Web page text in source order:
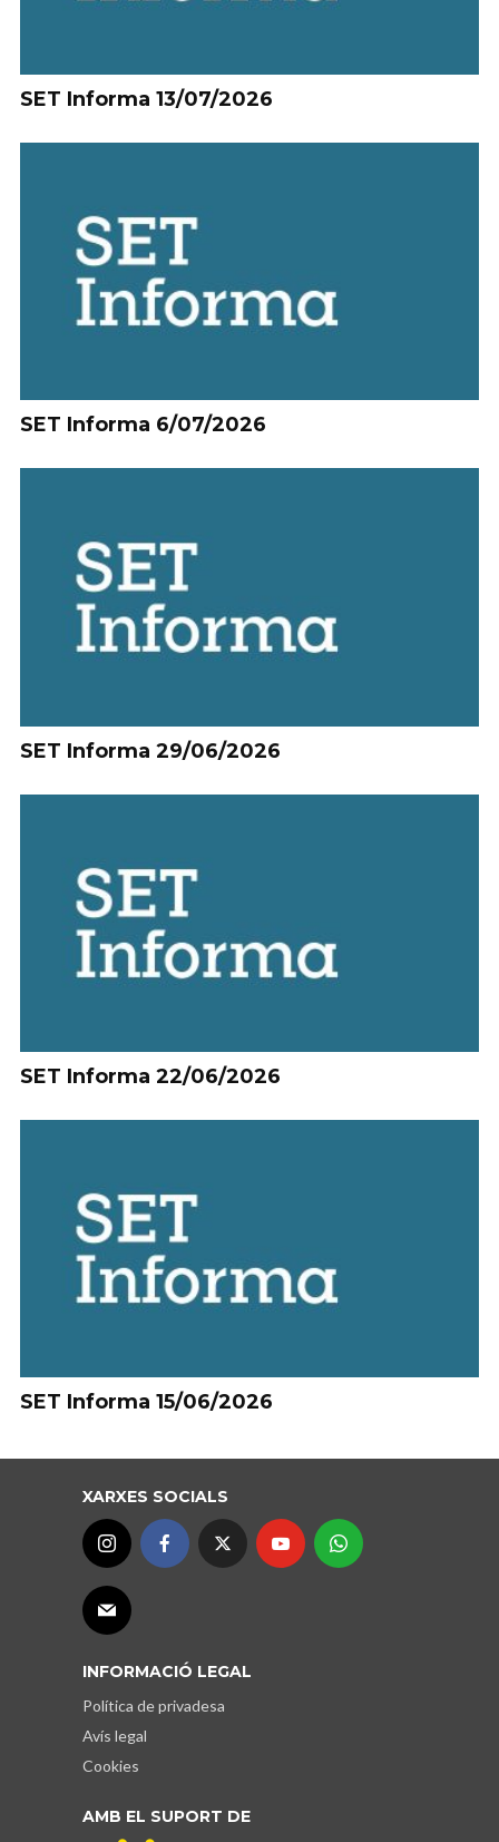
SET Informa 13/07/2026
SET Informa 6/07/2026
SET Informa 29/06/2026
SET Informa 22/06/2026
SET Informa 15/06/2026
XARXES SOCIALS
INFORMACIÓ LEGAL
Política de privadesa
Avís legal
Cookies
AMB EL SUPORT DE